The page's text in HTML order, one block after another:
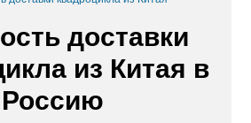
доставки
из Китая в
Россию